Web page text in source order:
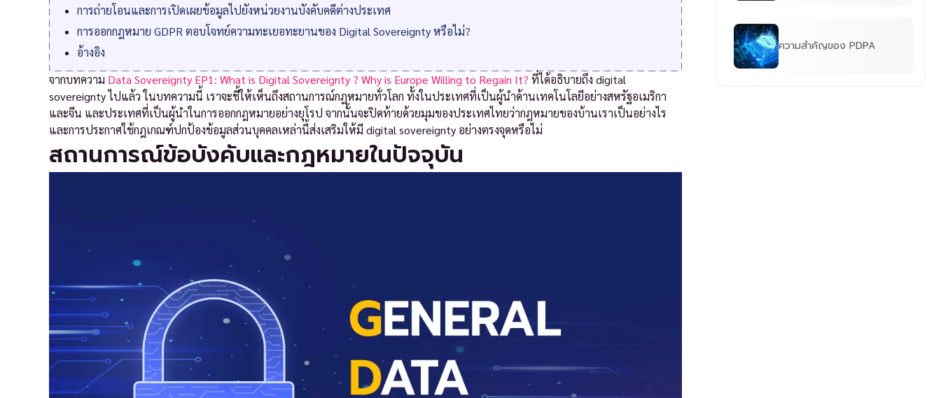
การถ่ายโอนและการเปิดเผยข้อมูลไปยังหน่วยงานบังคับคดีต่างประเทศ
การออกกฎหมาย GDPR ตอบโจทย์ความทะเยอทะยานของ Digital Sovereignty หรือไม่?
อ้างอิง
จากบทความ Data Sovereignty EP1: What is Digital Sovereignty ? Why is Europe Willing to Regain It? ที่ได้อธิบายถึง digital
sovereignty ไปแล้ว ในบทความนี้ เราจะชี้ให้เห็นถึงสถานการณ์กฎหมายทั่วโลก ทั้งในประเทศที่เป็นผู้นำด้านเทคโนโลยีอย่างสหรัฐอเมริกา
และจีน และประเทศที่เป็นผู้นำในการออกกฎหมายอย่างยุโรป จากนั้นจะปิดท้ายด้วยมุมของประเทศไทยว่ากฎหมายของบ้านเราเป็นอย่างไร
และการประกาศใช้กฎเกณฑ์ปกป้องข้อมูลส่วนบุคคลเหล่านี้ส่งเสริมให้มี digital sovereignty อย่างตรงจุดหรือไม่
สถานการณ์ข้อบังคับและกฎหมายในปัจจุบัน
ความสำคัญของ PDPA